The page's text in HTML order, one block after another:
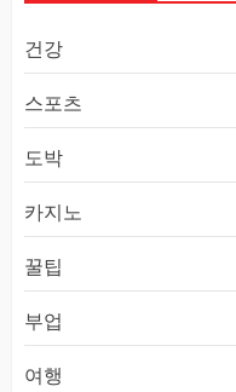
건강
스포츠
도박
카지노
꿀팁
부업
여행